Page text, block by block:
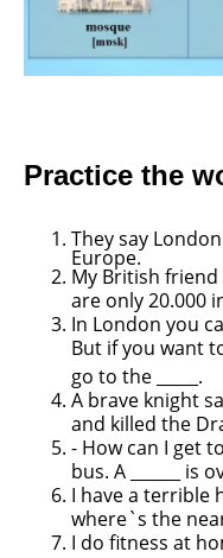
Practice the
They say
Europe.
My British friend
are only20.000
In London you
But if you want
go to the _____.
A brave knight
and killed the
- How can I get
bus. A __
____ is
I have a terrible
where`s the
I do fitness at